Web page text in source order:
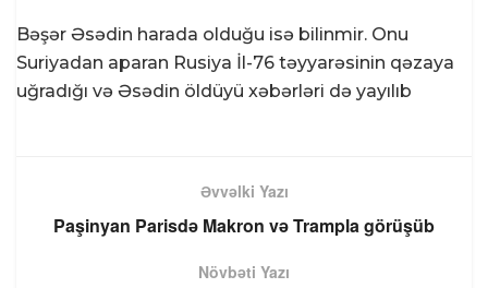
Bəşər Əsədin harada olduğu isə bilinmir. Onu
Suriyadan aparan Rusiya İl-76 təyyarəsinin qəzaya
uğradığı və Əsədin öldüyü xəbərləri də yayılıb
Əvvəlki Yazı
Paşinyan Parisdə Makron və Trampla görüşüb
Növbəti Yazı